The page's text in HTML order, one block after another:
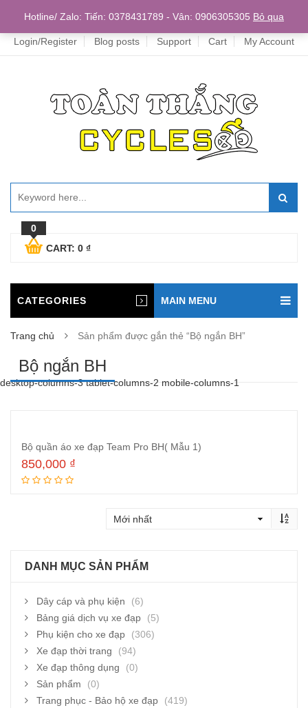
Home
Login/Register Blog posts Support Cart My Account
0
CART: 0 ₫
CATEGORIES MAIN MENU
Trang chủ Sản phẩm được gắn thẻ “Bộ ngắn BH”
Bộ ngắn BH
desktop-columns-3 tablet-columns-2 mobile-columns-1
Bộ quần áo xe đạp Team Pro BH( Mẫu 1)
850,000 ₫
DANH MỤC SẢN PHẨM
Dây cáp và phụ kiện
(6)
Bảng giá dịch vụ xe đạp
(5)
Phụ kiện cho xe đạp
(306)
Xe đạp thời trang
(94)
Xe đạp thông dụng
(0)
Sản phẩm
(0)
Trang phục - Bảo hộ xe đạp
(419)
Hotline/ Zalo: Tiến: 0378431789 - Vân: 0906305305 Bỏ qua